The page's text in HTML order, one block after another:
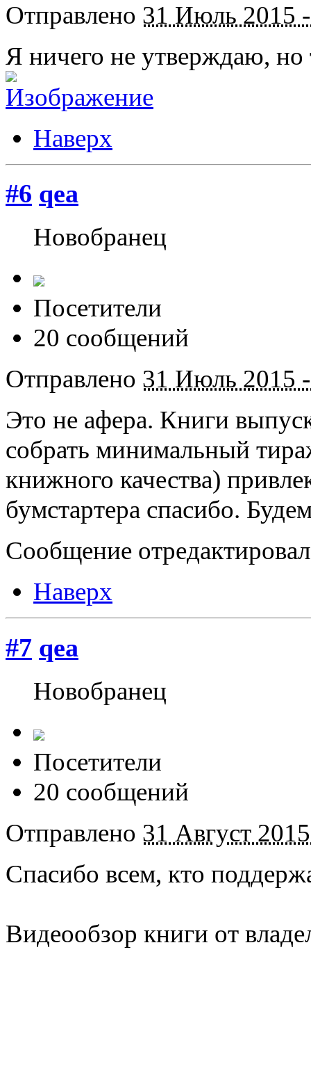
Отправлено 31 Июль 2015
Я ничего не утверждаю, но
Наверх
#6 qea
Новобранец
Посетители
20 сообщений
Отправлено 31 Июль 2015
Это не афера. Книги
собрать минимальный
книжного качества)
бумстартера спасибо.
Сообщение
Наверх
#7 qea
Новобранец
Посетители
20 сообщений
Отправлено 31 Август
Спасибо всем, кто
Видеообзор книги от